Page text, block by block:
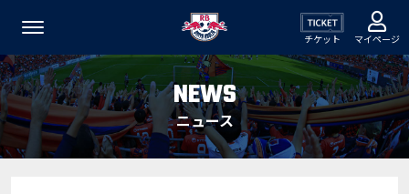
チケット マイページ
NEWS
ニュース